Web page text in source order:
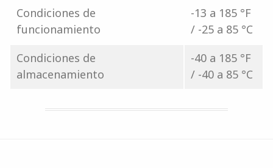
Condiciones de
funcionamiento
-13 a 185 °F
/ -25 a 85 °C
Condiciones de
almacenamiento
-40 a 185 °F
/ -40 a 85 °C